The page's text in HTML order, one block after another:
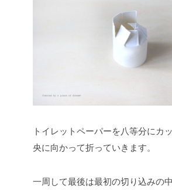
トイレットペーパーを八等分にカ
央に向かって折っていきます。
一周して最後は最初の切り込みの